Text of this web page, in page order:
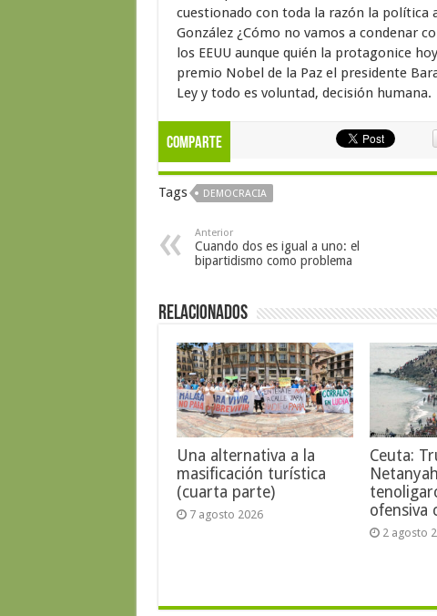
cuestionado con toda la razón la
González ¿Cómo no vamos a condenar
los EEUU aunque quién la protagonice
premio Nobel de la Paz el presidente
Ley y todo es voluntad, decisión humana.
Comparte
Tags DEMOCRACIA
Anterior
Cuando dos es igual a uno: el
bipartidismo como problema
Relacionados
Una alternativa a la
masificación turística
(cuarta parte)
7 agosto 2026
Ceuta:
ofensiva
2 agosto